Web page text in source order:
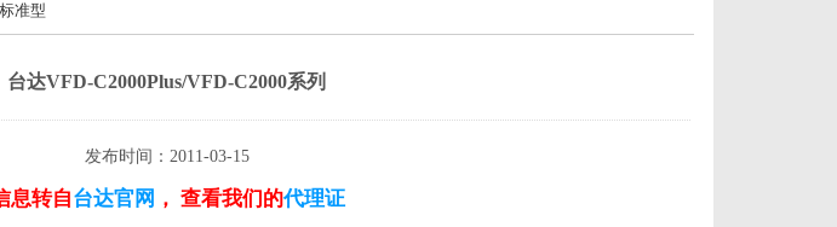
标准型
台达VFD-C2000Plus/VFD-C2000系列
发布时间：2011-03-15
息转自台达官网 ， 查看我们的代理证